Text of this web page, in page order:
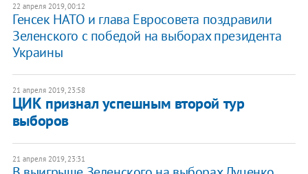
22 апреля 2019, 00:12
Генсек НАТО и глава Евросовета поздравили
Зеленского с победой на выборах президента
Украины
21 апреля 2019, 23:58
ЦИК признал успешным второй тур
выборов
21 апреля 2019, 23:31